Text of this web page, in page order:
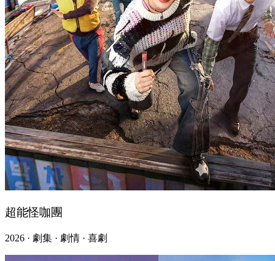
超能怪咖團
2026 · 劇集 · 劇情 · 喜劇